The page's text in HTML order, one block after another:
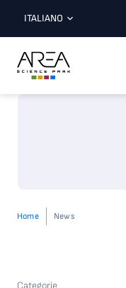
ITALIANO
Home News
Categorie